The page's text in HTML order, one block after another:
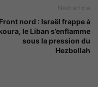
Next article
Front nord : Israël frappe à
le Liban s’enflamme
sous la pression du
Hezbollah